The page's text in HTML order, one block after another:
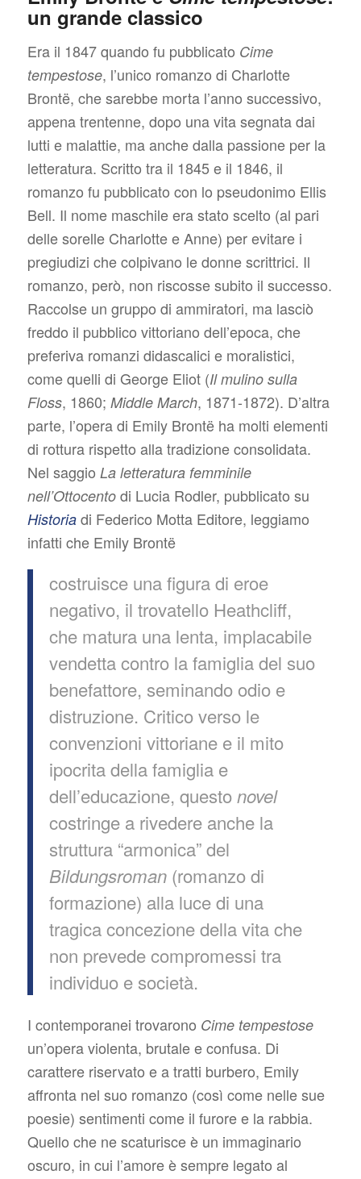
un grande classico
Era il 1847 quando fu pubblicato Cime
tempestose, l’unico romanzo di Charlotte
Brontë, che sarebbe morta l’anno successivo,
appena trentenne, dopo una vita segnata dai
lutti e malattie, ma anche dalla passione per la
letteratura. Scritto tra il 1845 e il 1846, il
romanzo fu pubblicato con lo pseudonimo Ellis
Bell. Il nome maschile era stato scelto (al pari
delle sorelle Charlotte e Anne) per evitare i
pregiudizi che colpivano le donne scrittrici. Il
romanzo, però, non riscosse subito il successo.
Raccolse un gruppo di ammiratori, ma lasciò
freddo il pubblico vittoriano dell’epoca, che
preferiva romanzi didascalici e moralistici,
come quelli di George Eliot (Il mulino sulla
Floss, 1860; Middle March, 1871-1872). D’altra
parte, l’opera di Emily Brontë ha molti elementi
di rottura rispetto alla tradizione consolidata.
Nel saggio La letteratura femminile
nell’Ottocentodi Lucia Rodler, pubblicato su
Historiadi Federico Motta Editore, leggiamo
infatti che Emily Brontë
costruisce una figura di eroe
negativo, il trovatello Heathcliff,
che matura una lenta, implacabile
vendetta contro la famiglia del suo
benefattore, seminando odio e
distruzione. Critico verso le
convenzioni vittoriane e il mito
ipocrita della famiglia e
dell’educazione, questonovel
costringe a rivedere anche la
struttura “armonica” del
Bildungsroman (romanzo di
formazione) alla luce di una
tragica concezione della vita che
non prevede compromessi tra
individuo e società.
I contemporanei trovarono Cime tempestose
un’opera violenta, brutale e confusa. Di
carattere riservato e a tratti burbero, Emily
affronta nel suo romanzo (così come nelle sue
poesie) sentimenti come il furore e la rabbia.
Quello che ne scaturisce è un immaginario
oscuro, in cui l’amore è sempre legato al